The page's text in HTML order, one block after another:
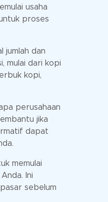
usaha
proses
jumlah dan
mulai dari kopi
kopi,
perusahaan
jika
dapat
memulai
Ini
sebelum